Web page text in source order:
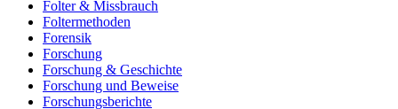
Folter & Missbrauch
Foltermethoden
Forensik
Forschung
Forschung & Geschichte
Forschung und Beweise
Forschungsberichte